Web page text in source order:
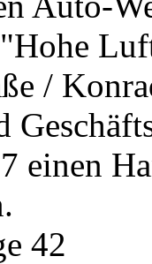
Hohe
/
einen
42